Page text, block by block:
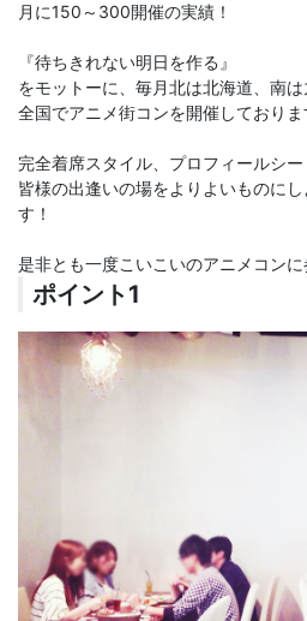
月に150～300開催の実績！
『待ちきれない明日を作る』
をモットーに、毎月北は北海道、南
全国でアニメ街コンを開催しておりま
完全着席スタイル、プロフィールシ
皆様の出逢いの場をよりよいものに
す！
是非とも一度こいこいのアニメコン
ポイント1